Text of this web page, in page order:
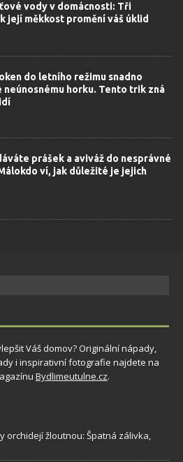
vody v domácnosti: Tři
její měkkost promění váš úklid
do letního režimu snadno
horku. Tento trik zná
prášek a aviváž do nesprávné
ví, jak důležité je jejich
Váš domov? Originální nápady,
i inspirativní fotografie najdete na
Bydlimeutulne.cz.
orchidejí žloutnou: Špatná zálivka,